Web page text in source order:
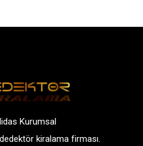
Kurumsal
kiralama firması.